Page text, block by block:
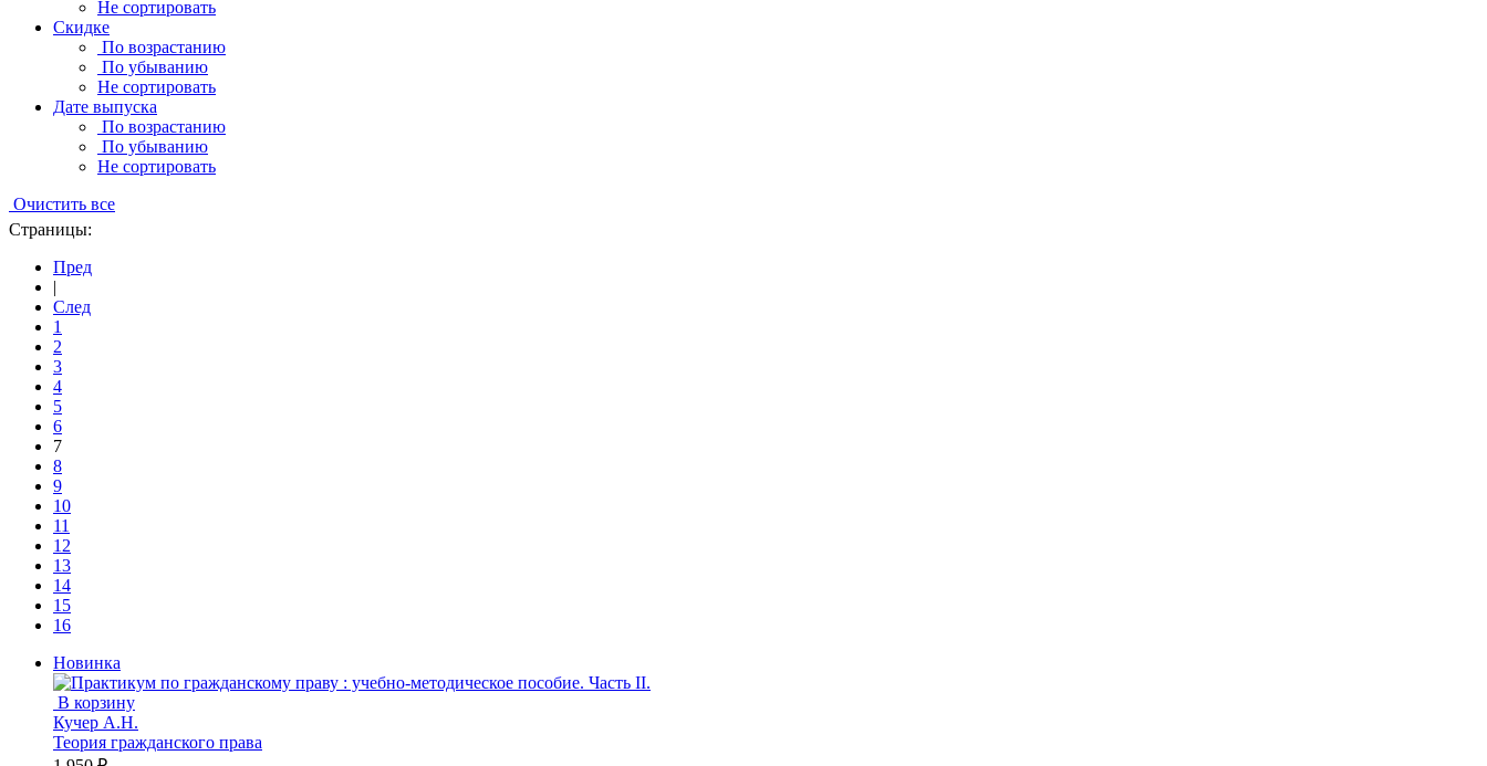
Не сортировать
Скидке
По возрастанию
По убыванию
Не сортировать
Дате выпуска
По возрастанию
По убыванию
Не сортировать
Очистить все
Страницы:
Пред
|
След
1
2
3
4
5
6
7
8
9
10
11
12
13
14
15
16
Новинка
В корзину
Кучер А.Н.
Теория гражданского права